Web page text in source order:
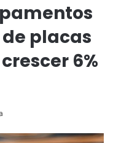
placas
6%